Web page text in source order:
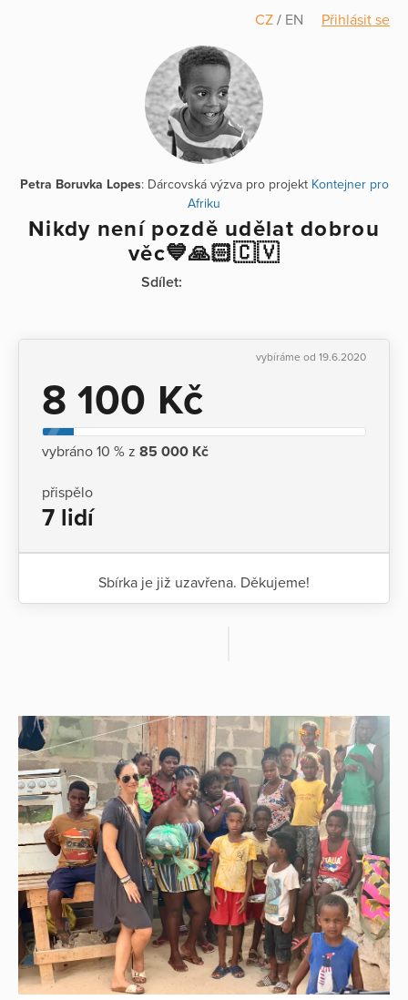
CZ / EN Přihlásit se
Petra Boruvka Lopes: Dárcovská výzva pro projekt Kontejner pro
Afriku
Nikdy není pozdě udělat dobrou
věc💙🙏🏻🇨🇻
Sdílet:
vybíráme od 19.6.2020
8 100 Kč
vybráno 10 % z 85 000 Kč
přispělo
7 lidí
Sbírka je již uzavřena. Děkujeme!